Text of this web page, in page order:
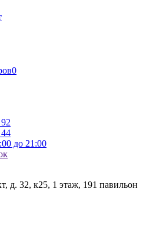
0
до 21:00
д. 32, к25, 1 этаж, 191 павильон